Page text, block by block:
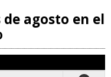
agosto en el